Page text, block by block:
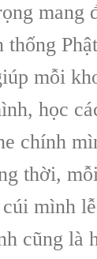
mang
thống
mỗi
học
chính
thời,
mình
cũng là